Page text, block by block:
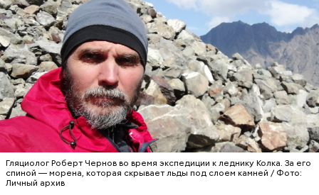
Гляциолог Роберт Чернов во время экспедиции к леднику Колка. За его
спиной — морена, которая скрывает льды под слоем камней / Фото:
Личный архив